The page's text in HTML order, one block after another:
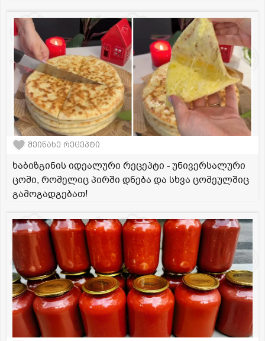
შეინახე რეცეპტი
ხაბიზგინის იდეალური რეცეპტი - უნივერსალური
ცომი, რომელიც პირში დნება და სხვა ცომეულშიც
გამოგადგებათ!